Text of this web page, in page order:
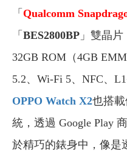
「 Qualcomm
「 BES2800BP 」雙晶
32GB ROM（4GB
5.2、Wi-Fi 5、NFC、
OPPO Watch X2也搭載
統，透過 Google Play
於精巧的錶身中，像是